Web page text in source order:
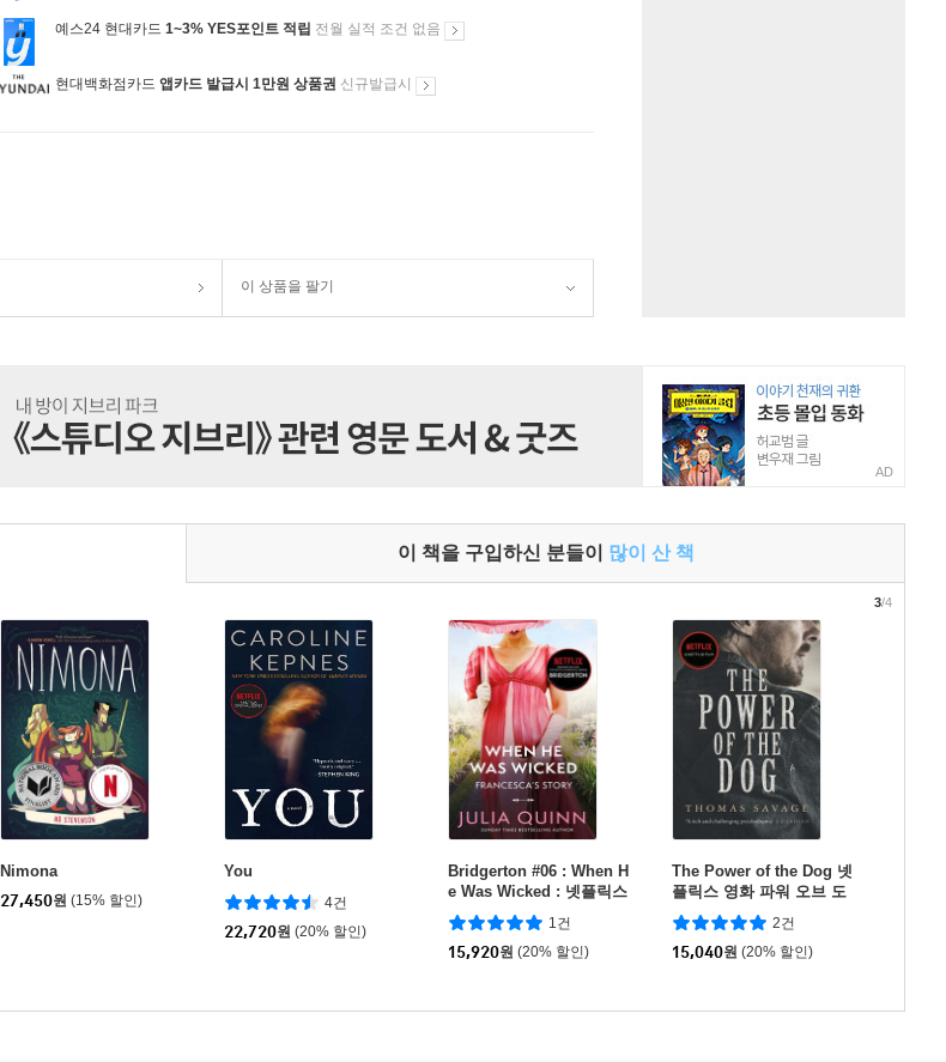
예스24 현대카드 1~3% YES포인트 적립 전월 실적 조건 없음
현대백화점카드 앱카드 발급시 1만원 상품권 신규발급시
이 상품을 팔기
AD
이 책을 구입하신 분들이 많이 산 책
Nimona
27,450원 (15% 할인)
You
4건
22,720원 (20% 할인)
Bridgerton #06 : When H
e Was Wicked : 넷플릭스
'브리저튼' 원작소설
1건
15,920원 (20% 할인)
The Power of the Dog 넷
플릭스 영화 파워 오브 도
그 원작소설
2건
15,040원 (20% 할인)
3/4